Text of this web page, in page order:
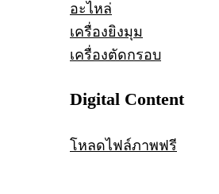
อะไหล่
เครื่องยิงมุม
เครื่องตัดกรอบ
Digital Content
โหลดไฟล์ภาพฟรี